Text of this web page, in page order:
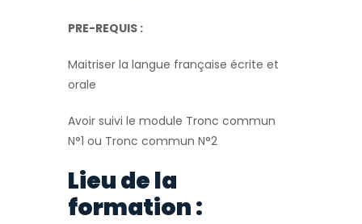
PRE-REQUIS :
Maitriser la langue française écrite et
orale
Avoir suivi le module Tronc commun
N°1 ou Tronc commun N°2
Lieu de la
formation :